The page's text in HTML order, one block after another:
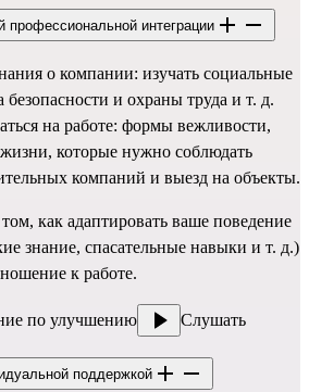
профессиональной интеграции
о компании: изучать социальные
безопасности и охраны труда и т. д.
на работе: формы вежливости,
которые нужно соблюдать
компаний и выезд на объекты.
как адаптировать ваше поведение
знание, спасательные навыки и т. д.)
к работе.
по улучшению Слушать
поддержкой